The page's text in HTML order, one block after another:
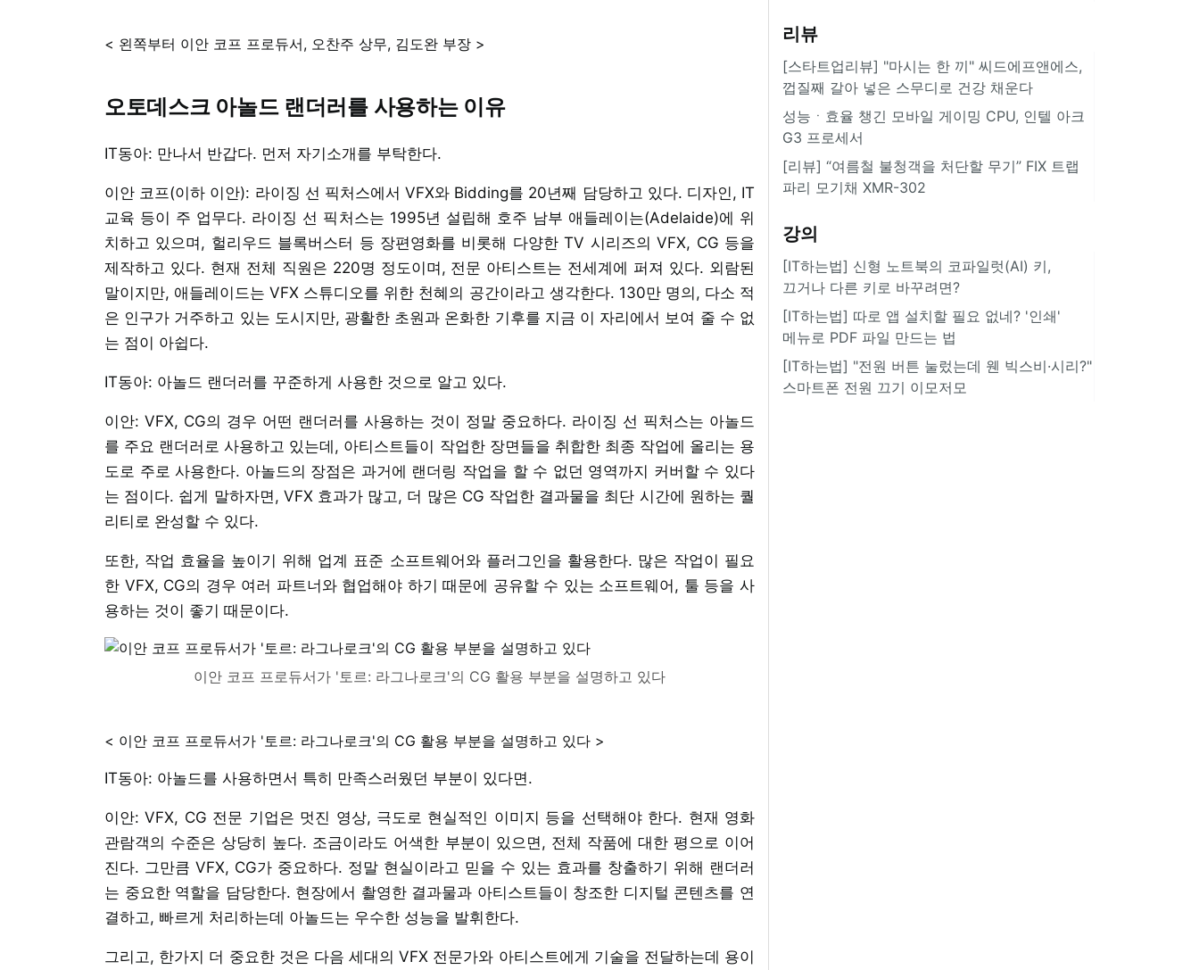
< 왼쪽부터 이안 코프 프로듀서, 오찬주 상무, 김도완 부장 >
오토데스크 아놀드 랜더러를 사용하는 이유
IT동아: 만나서 반갑다. 먼저 자기소개를 부탁한다.
이안 코프(이하 이안): 라이징 선 픽처스에서 VFX와 Bidding를 20년째 담당하고 있다. 디자인, IT
교육 등이 주 업무다. 라이징 선 픽처스는 1995년 설립해 호주 남부 애들레이는(Adelaide)에 위
치하고 있으며, 헐리우드 블록버스터 등 장편영화를 비롯해 다양한 TV 시리즈의 VFX, CG 등을
제작하고 있다. 현재 전체 직원은 220명 정도이며, 전문 아티스트는 전세계에 퍼져 있다. 외람된
말이지만, 애들레이드는 VFX 스튜디오를 위한 천혜의 공간이라고 생각한다. 130만 명의, 다소 적
은 인구가 거주하고 있는 도시지만, 광활한 초원과 온화한 기후를 지금 이 자리에서 보여 줄 수 없
는 점이 아쉽다.
IT동아: 아놀드 랜더러를 꾸준하게 사용한 것으로 알고 있다.
이안: VFX, CG의 경우 어떤 랜더러를 사용하는 것이 정말 중요하다. 라이징 선 픽처스는 아놀드
를 주요 랜더러로 사용하고 있는데, 아티스트들이 작업한 장면들을 취합한 최종 작업에 올리는 용
도로 주로 사용한다. 아놀드의 장점은 과거에 랜더링 작업을 할 수 없던 영역까지 커버할 수 있다
는 점이다. 쉽게 말하자면, VFX 효과가 많고, 더 많은 CG 작업한 결과물을 최단 시간에 원하는 퀄
리티로 완성할 수 있다.
또한, 작업 효율을 높이기 위해 업계 표준 소프트웨어와 플러그인을 활용한다. 많은 작업이 필요
한 VFX, CG의 경우 여러 파트너와 협업해야 하기 때문에 공유할 수 있는 소프트웨어, 툴 등을 사
용하는 것이 좋기 때문이다.
이안 코프 프로듀서가 '토르: 라그나로크'의 CG 활용 부분을 설명하고 있다
< 이안 코프 프로듀서가 '토르: 라그나로크'의 CG 활용 부분을 설명하고 있다 >
IT동아: 아놀드를 사용하면서 특히 만족스러웠던 부분이 있다면.
이안: VFX, CG 전문 기업은 멋진 영상, 극도로 현실적인 이미지 등을 선택해야 한다. 현재 영화
관람객의 수준은 상당히 높다. 조금이라도 어색한 부분이 있으면, 전체 작품에 대한 평으로 이어
진다. 그만큼 VFX, CG가 중요하다. 정말 현실이라고 믿을 수 있는 효과를 창출하기 위해 랜더러
는 중요한 역할을 담당한다. 현장에서 촬영한 결과물과 아티스트들이 창조한 디지털 콘텐츠를 연
결하고, 빠르게 처리하는데 아놀드는 우수한 성능을 발휘한다.
그리고, 한가지 더 중요한 것은 다음 세대의 VFX 전문가와 아티스트에게 기술을 전달하는데 용이
리뷰
[스타트업리뷰] "마시는 한 끼" 씨드에프앤에스,
껍질째 갈아 넣은 스무디로 건강 채운다
성능ㆍ효율 챙긴 모바일 게이밍 CPU, 인텔 아크
G3 프로세서
[리뷰] “여름철 불청객을 처단할 무기” FIX 트랩
파리 모기채 XMR-302
강의
[IT하는법] 신형 노트북의 코파일럿(AI) 키,
끄거나 다른 키로 바꾸려면?
[IT하는법] 따로 앱 설치할 필요 없네? '인쇄'
메뉴로 PDF 파일 만드는 법
[IT하는법] "전원 버튼 눌렀는데 웬 빅스비·시리?"
스마트폰 전원 끄기 이모저모